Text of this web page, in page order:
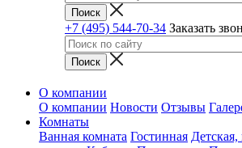
+7 (495) 544-70-34 Заказать
О компании
О компании Новости Отзывы
Комнаты
Ванная комната Гостинная Детская,